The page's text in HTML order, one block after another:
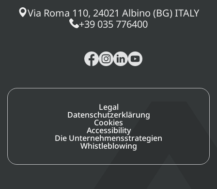
Via Roma 110, 24021 Albino (BG) ITALY
+39 035 776400
Legal
Datenschutzerklärung
Cookies
Accessibility
Die Unternehmensstrategien
Whistleblowing